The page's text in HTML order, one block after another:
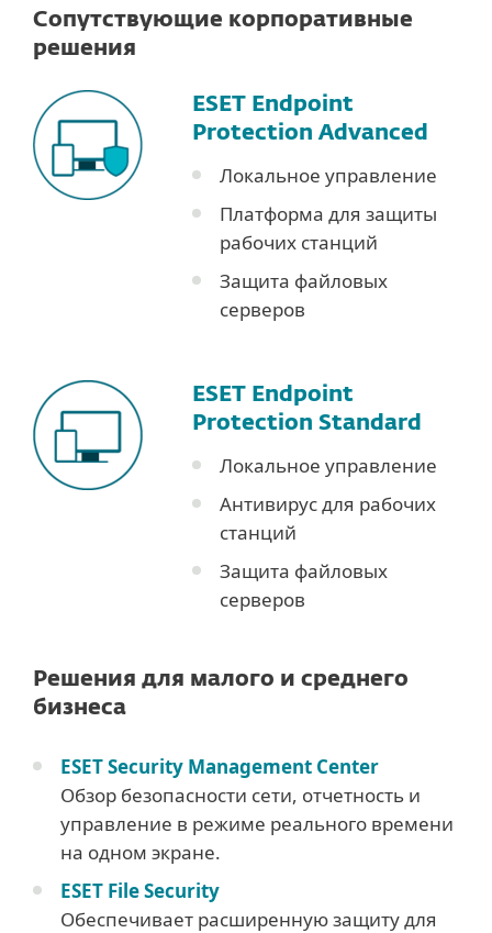
Сопутствующие корпоративные
решения
ESET Endpoint
Protection Advanced
Локальное управление
Платформа для защиты
рабочих станций
Защита файловых
серверов
ESET Endpoint
Protection Standard
Локальное управление
Антивирус для рабочих
станций
Защита файловых
серверов
Решения для малого и среднего
бизнеса
ESET Security Management Center
Обзор безопасности сети, отчетность и
управление в режиме реального времени
на одном экране.
ESET File Security
Обеспечивает расширенную защиту для